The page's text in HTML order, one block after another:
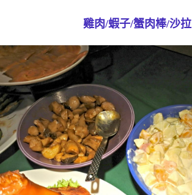
雞肉/蝦子/蟹肉棒/沙拉